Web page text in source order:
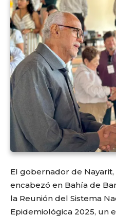
El gobernador de
encabezó en Bahía de
la Reunión del Sistema
Epidemiológica 2025, un